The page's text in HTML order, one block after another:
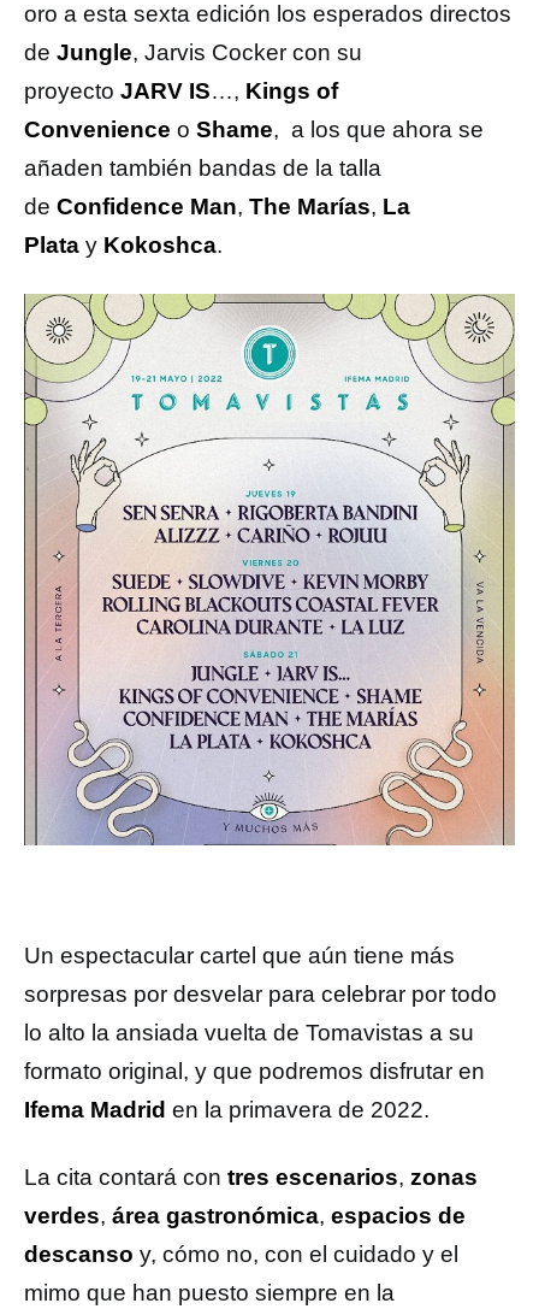
oro a esta sexta edición los esperados directos
de Jungle, Jarvis Cocker con su
proyecto JARV IS…, Kings of
Convenience o Shame, a los que ahora se
añaden también bandas de la talla
de Confidence Man, The Marías, La
Plata y Kokoshca.
Un espectacular cartel que aún tiene más
sorpresas por desvelar para celebrar por todo
lo alto la ansiada vuelta de Tomavistas a su
formato original, y que podremos disfrutar en
Ifema Madrid en la primavera de 2022.
La cita contará con tres escenarios, zonas
verdes, área gastronómica, espacios de
descanso y, cómo no, con el cuidado y el
mimo que han puesto siempre en la